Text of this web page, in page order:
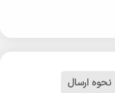
نحوه ارسال